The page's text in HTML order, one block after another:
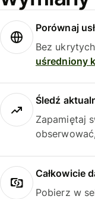
Porównaj
Bez
uśredniony
Śledź
Zapamiętaj
Całkowicie
Pobierz w